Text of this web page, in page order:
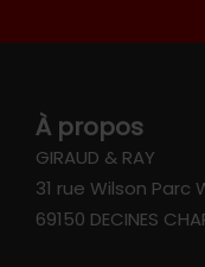
À propos
GIRAUD & RAY
31 rue Wilson Parc
69150 DECINES